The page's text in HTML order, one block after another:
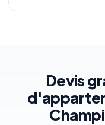
Devis